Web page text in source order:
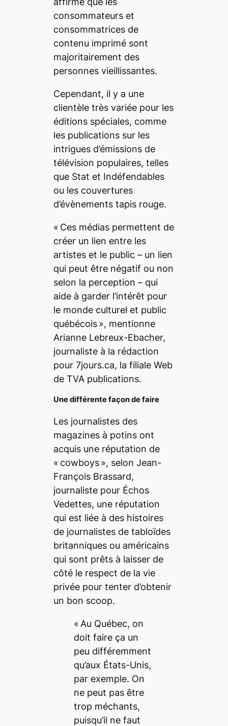
consommateurs et
consommatrices de
contenu imprimé sont
majoritairement des
personnes vieillissantes.
Cependant, il y a une
clientèle très variée pour les
éditions spéciales, comme
les publications sur les
intrigues d’émissions de
télévision populaires, telles
que Stat et Indéfendables
ou les couvertures
d’évènements tapis rouge.
« Ces médias permettent de
créer un lien entre les
artistes et le public – un lien
qui peut être négatif ou non
selon la perception – qui
aide à garder l’intérêt pour
le monde culturel et public
québécois », mentionne
Arianne Lebreux-Ebacher,
journaliste à la rédaction
pour 7jours.ca, la filiale Web
de TVA publications.
Une différente façon de faire
Les journalistes des
magazines à potins ont
acquis une réputation de
« cowboys », selon Jean-
François Brassard,
journaliste pour Échos
Vedettes, une réputation
qui est liée à des histoires
de journalistes de tabloïdes
britanniques ou américains
qui sont prêts à laisser de
côté le respect de la vie
privée pour tenter d’obtenir
un bon scoop.
« Au Québec, on
doit faire ça un
peu différemment
qu’aux États-Unis,
par exemple. On
ne peut pas être
trop méchants,
puisqu’il ne faut